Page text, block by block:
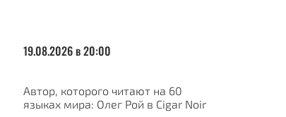
19.08.2026 в 20:00
Автор, которого читают на 60
языках мира: Олег Рой в Cigar Noir